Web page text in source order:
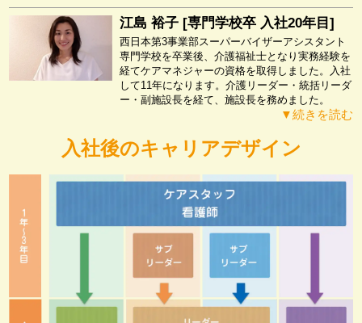
江島 裕子 [専門学校卒 入社20年目]
西日本第3事業部スーパーバイザーアシスタント
専門学校を卒業後、介護福祉士となり実務経験を
経てケアマネジャーの資格を取得しました。入社
して11年になります。介護リーダー・統括リーダ
ー・副施設長を経て、施設長を務めました。
▼続きを読む
入社後のキャリアデザイン